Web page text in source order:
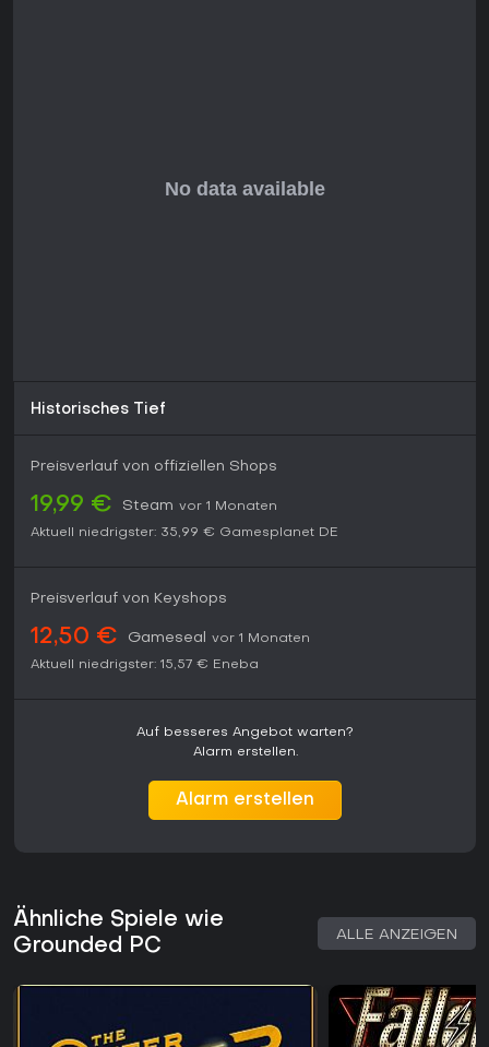
Historisches Tief
Preisverlauf von offiziellen Shops
19,99 € Steam vor 1 Monaten
Aktuell niedrigster: 35,99 € Gamesplanet DE
Preisverlauf von Keyshops
12,50 € Gameseal
vor 1 Monaten
Aktuell niedrigster: 15,57 € Eneba
Auf besseres Angebot warten?
Alarm erstellen.
Alarm erstellen
Ähnliche Spiele wie
Grounded PC
ALLE ANZEIGEN